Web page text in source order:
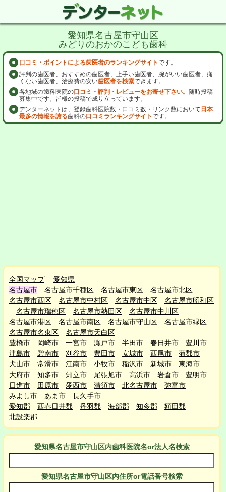
愛知県名古屋市守山区
みどりのおかのこども歯科
口コミ・ポイントによる歯医者のランキングサイトです。
評判の歯医者、おすすめの歯医者、上手い歯医者、腕がいい歯医者、痛
くない歯医者、治療費の安い歯医者を検索できます。
各地域の歯科医院の口コミ・評判・レビューをお寄せ下さい。随時投稿
募集中です。皆様の投稿で成り立っています。
デンターネットは、登録歯科医院数・口コミ数・リンク数において 日本
最多の情報を誇る歯科の口コミランキングサイトです。
全国マップ
愛知県
名古屋市
名古屋市千種区 名古屋市東区
名古屋市北区
名古屋市西区
名古屋市中村区 名古屋市中区
名古屋市昭和区
名古屋市瑞穂区
名古屋市熱田区
名古屋市中川区
名古屋市港区
名古屋市南区 名古屋市守山区
名古屋市緑区
名古屋市名東区
名古屋市天白区
豊橋市
岡崎市 一宮市 瀬戸市 半田市 春日井市
豊川市
津島市
碧南市 刈谷市 豊田市 安城市 西尾市
蒲郡市
犬山市
常滑市 江南市 小牧市 稲沢市 新城市
東海市
大府市
知多市 知立市 尾張旭市 高浜市 岩倉市
豊明市
日進市
田原市 愛西市 清須市 北名古屋市
弥富市
みよし市
あま市
長久手市
愛知郡
西春日井郡 丹羽郡 海部郡 知多郡
額田郡
北設楽郡
愛知県名古屋市守山区内歯科医院名or法人名検索
愛知県名古屋市守山区内住所or電話番号検索